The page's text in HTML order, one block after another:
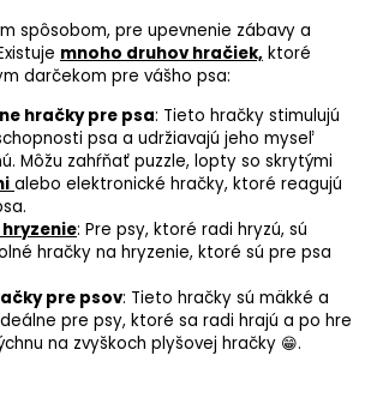
spôsobom, pre upevnenie zábavy a
mnoho druhov hračiek, ktoré
darčekom pre vášho psa:
hračky pre psa: Tieto hračky stimulujú
psa a udržiavajú jeho myseľ
Môžu zahŕňať puzzle, lopty so skrytými
alebo elektronické hračky, ktoré reagujú
: Pre psy, ktoré radi hryzú, sú
hračky na hryzenie, ktoré sú pre psa
pre psov: Tieto hračky sú mäkké a
pre psy, ktoré sa radi hrajú a po hre
na zvyškoch plyšovej hračky 😁.